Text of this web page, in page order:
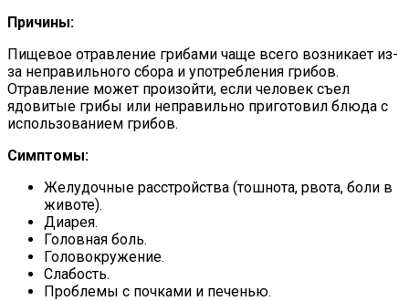
Причины:
Пищевое отравление грибами чаще всего возникает из-
за неправильного сбора и употребления грибов.
Отравление может произойти, если человек съел
ядовитые грибы или неправильно приготовил блюда с
использованием грибов.
Симптомы:
Желудочные расстройства (тошнота, рвота, боли в
животе).
Диарея.
Головная боль.
Головокружение.
Слабость.
Проблемы с почками и печенью.